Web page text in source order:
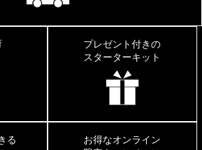
プレゼント付きの
スターターキット
る
お得なオンライン